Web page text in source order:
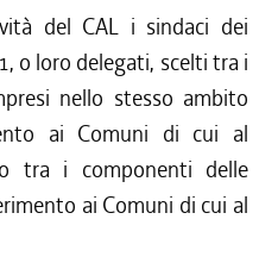
del CAL i sindaci dei
o loro delegati, scelti tra i
nello stesso ambito
ai Comuni di cui al
tra i componenti delle
ai Comuni di cui al